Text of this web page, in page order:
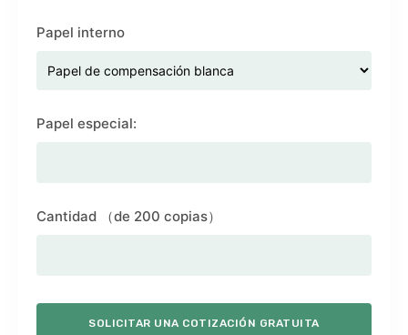
Papel interno
Papel especial:
Cantidad （de 200 copias）
SOLICITAR UNA COTIZACIÓN GRATUITA